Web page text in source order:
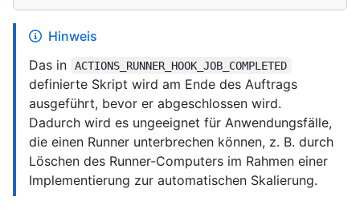
Hinweis
Das in
ACTIONS_RUNNER_HOOK_JOB_COMPLETED
definierte Skript wird am Ende des Auftrags
ausgeführt, bevor er abgeschlossen wird.
Dadurch wird es ungeeignet für Anwendungsfälle,
die einen Runner unterbrechen können, z. B. durch
Löschen des Runner-Computers im Rahmen einer
Implementierung zur automatischen Skalierung.